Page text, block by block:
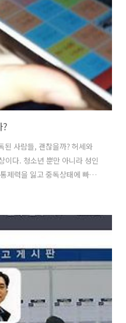
능한) 프라이버시가 있을까?
페이지도 털리는 마당에, SNS
사람들, 괜찮을까? 허세와
이다. 청소년 뿐만 아니라 성인
제력을 잃고 중독상태에 빠지
도를 높이고 있는 것이다. 이들
글을 확인하지 못하면 초조해
등)에 무척 민감하며, 다수에게
구팀은 SNS에 중독 된 상태